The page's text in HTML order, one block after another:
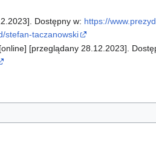
Dostępny w: https://
stefan-taczanowski
[przeglądany 28.12.2023].